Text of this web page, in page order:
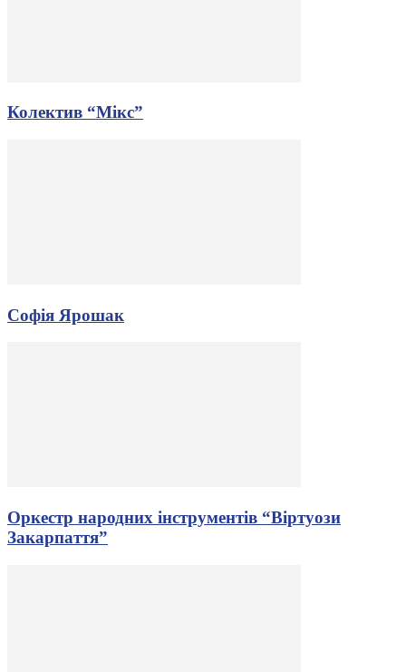
Колектив “Мікс”
Софія Ярошак
Оркестр народних інструментів “Віртуози
Закарпаття”